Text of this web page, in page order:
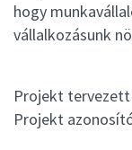
hogy
vállalkozásunk
Projekt tervezett
Projekt